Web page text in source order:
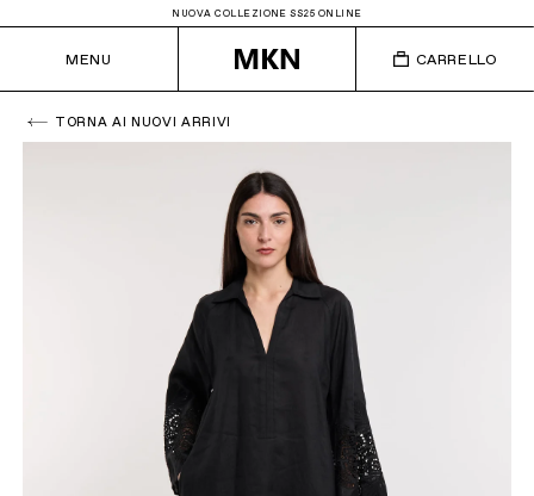
NUOVA COLLEZIONE SS25 ONLINE
MENU CARRELLO
TORNA AI NUOVI ARRIVI